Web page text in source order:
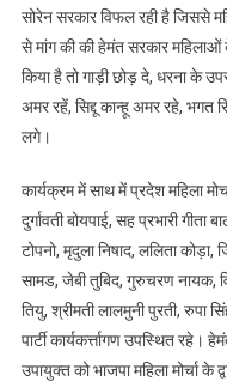
सोरेन सरकार विफल रही है जिससे
से मांग की की हेमंत सरकार महिलाओं
किया है तो गाड़ी छोड़ दे, धरना के
अमर रहें, सिद्दू कान्हू अमर रहे, भगत
लगे।
कार्यक्रम में साथ में प्रदेश महिला
दुर्गावती बोयपाई, सह प्रभारी गीता
टोपनो, मृदुला निषाद, ललिता
सामड, जेबी तुबिद, गुरुचरण नायक,
तियु, श्रीमती लालमुनी पुरती, रुपा
पार्टी कार्यकर्त्तागण उपस्थित
उपायुक्त को भाजपा महिला मोर्चा के